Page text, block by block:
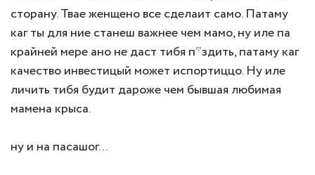
сторану. Твае женщено все сделаит само. Патаму
каг ты для ние станеш важнее чем мамо, ну иле па
крайней мере ано не даст тибя п*здить, патаму каг
качество инвестицый может испортиццо. Ну иле
личить тибя будит дароже чем бывшая любимая
мамена крыса.
ну и на пасашог...